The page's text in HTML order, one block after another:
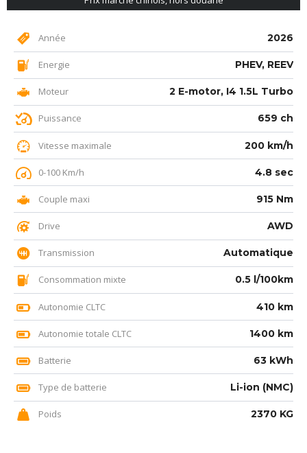
Année 2026
Energie PHEV, REEV
Moteur 2 E-motor, I4 1.5L Turbo
Puissance 659 ch
Vitesse maximale 200 km/h
0-100 Km/h 4.8 sec
Couple maxi 915 Nm
Drive AWD
Transmission Automatique
Consommation mixte 0.5 l/100km
Autonomie CLTC 410 km
Autonomie totale CLTC 1400 km
Batterie 63 kWh
Type de batterie Li-ion (NMC)
Poids 2370 KG